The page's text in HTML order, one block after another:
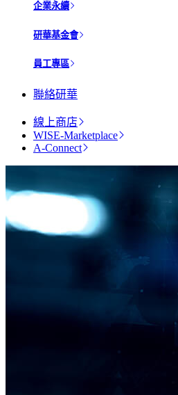
企業永續
研華基金會
員工專區
聯絡研華
線上商店
WISE-Marketplace
A-Connect